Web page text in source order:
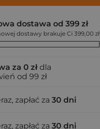
dostawa od 399 zł
dostawy brakuje Ci 399,00 zł
za 0 zł dla
od 99 zł
zapłać za 30 dni
zapłać za 30 dni